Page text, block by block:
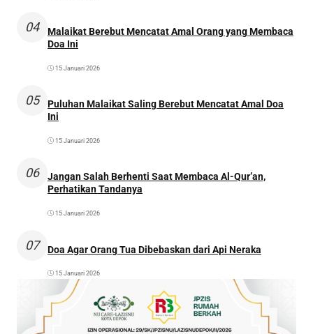
04
Malaikat Berebut Mencatat Amal Orang yang Membaca
Doa Ini
15 Januari 2026
05
Puluhan Malaikat Saling Berebut Mencatat Amal Doa
Ini
15 Januari 2026
06
Jangan Salah Berhenti Saat Membaca Al-Qur’an,
Perhatikan Tandanya
15 Januari 2026
07 Doa Agar Orang Tua Dibebaskan dari Api Neraka
15 Januari 2026